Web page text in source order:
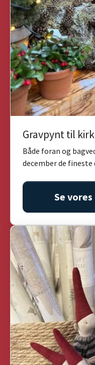
Gravpynt til
Både foran og
december de
Se